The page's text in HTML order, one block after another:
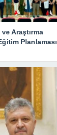
Araştırma
Planlaması